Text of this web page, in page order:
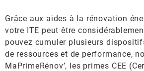
Grâce aux aides à la rénovation
votre ITE peut être
pouvez cumuler plusieurs
de ressources et de performance,
MaPrimeRénov’, les primes CEE